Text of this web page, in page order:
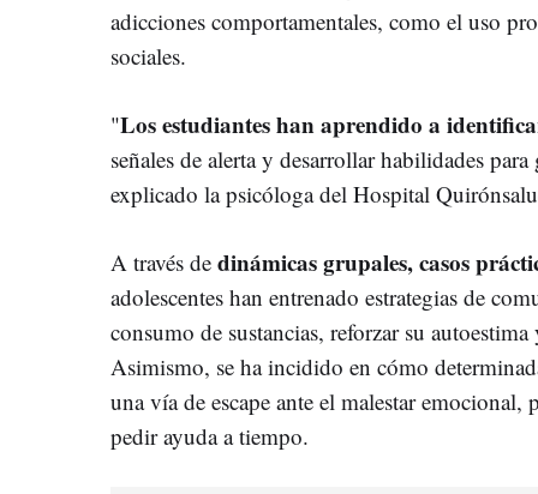
adicciones comportamentales, como el uso
sociales.
"Los estudiantes han aprendido a
señales de alerta y desarrollar habilidades
explicado la psicóloga del Hospital
A través de dinámicas grupales, casos
adolescentes han entrenado estrategias de
consumo de sustancias, reforzar su
Asimismo, se ha incidido en cómo
una vía de escape ante el malestar
pedir ayuda a tiempo.